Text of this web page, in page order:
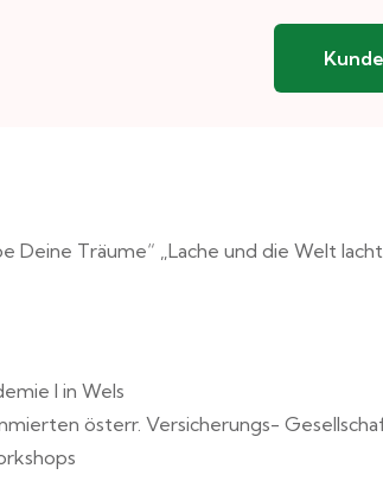
Deine Träume“ „Lache und die Welt
I in Wels
österr. Versicherungs-